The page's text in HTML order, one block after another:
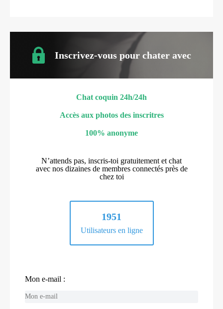
Inscrivez-vous pour chater avec
Chat coquin 24h/24h
Accès aux photos des inscritres
100% anonyme
N’attends pas, inscris-toi gratuitement et chat
avec nos dizaines de membres connectés près de
chez toi
1951
Utilisateurs en ligne
Mon e-mail :